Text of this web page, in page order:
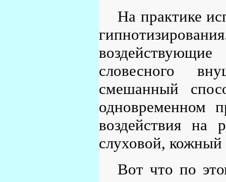
На практике
словесного
смешанный
одновременном
воздействия на
слуховой, кожный
Вот что по